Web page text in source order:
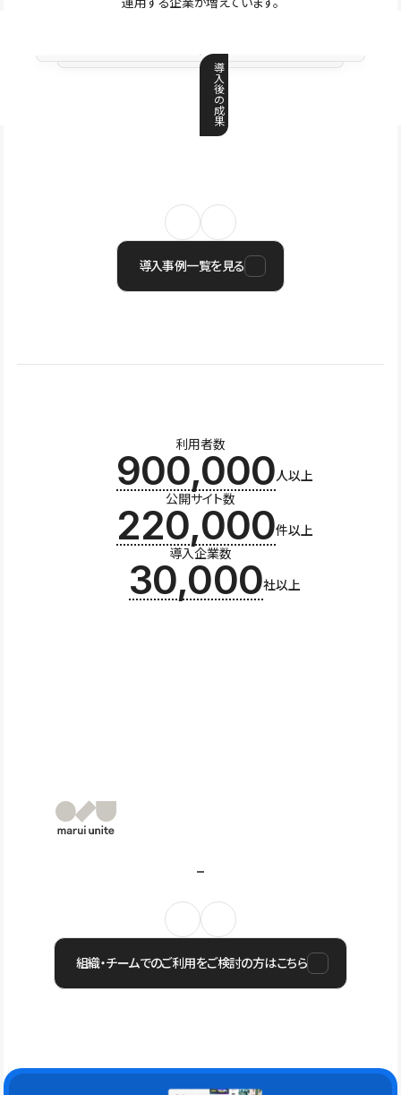
導
入
後
の
成
果
導入事例一覧を見る
利用者数
900,000人以上
公開サイト数
220,000件以上
導入企業数
30,000社以上
組織・チームでのご利用をご検討の方はこちら